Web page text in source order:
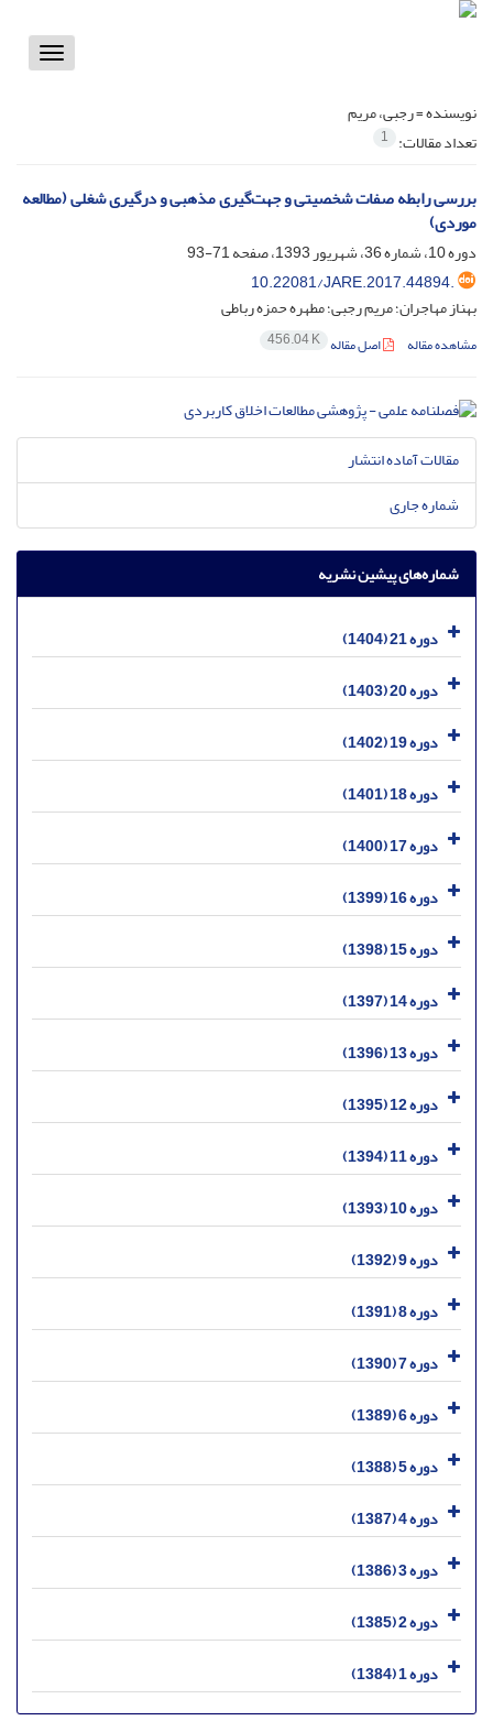
Toggle
نویسنده =رجبی، مریم
تعداد مقالات: 1
بررسی رابطه صفات شخصیتی و جهت‌گیری مذهبی و درگیری شغلی (مطالعه
موردی)
دوره 10، شماره 36، شهریور 1393، صفحه
71-93
10.22081/JARE.2017.44894.
بهناز مهاجران؛ مریم رجبی؛ مطهره حمزه رباطی
مشاهده مقاله اصل مقاله 456.04 K
مقالات آماده انتشار
شماره جاری
شماره‌های پیشین نشریه
دوره 21 (1404)
دوره 20 (1403)
دوره 19 (1402)
دوره 18 (1401)
دوره 17 (1400)
دوره 16 (1399)
دوره 15 (1398)
دوره 14 (1397)
دوره 13 (1396)
دوره 12 (1395)
دوره 11 (1394)
دوره 10 (1393)
دوره 9 (1392)
دوره 8 (1391)
دوره 7 (1390)
دوره 6 (1389)
دوره 5 (1388)
دوره 4 (1387)
دوره 3 (1386)
دوره 2 (1385)
دوره 1 (1384)